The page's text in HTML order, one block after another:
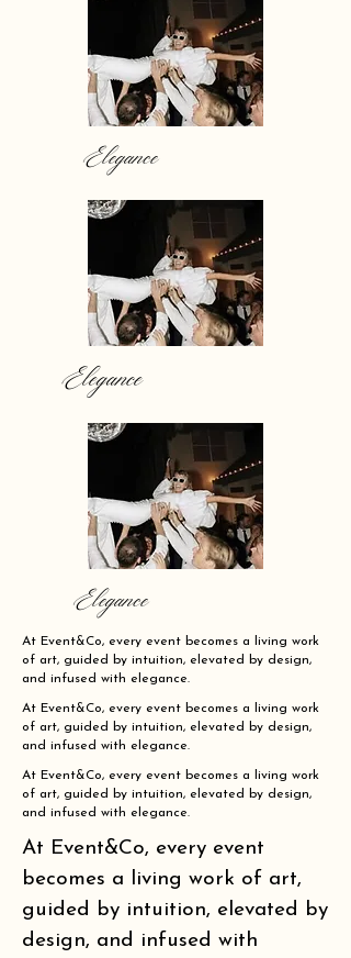
Elegance
Elegance
Elegance
At Event&Co, every event becomes a living work
of art, guided by intuition, elevated by design,
and infused with elegance.
At Event&Co, every event becomes a living work
of art, guided by intuition, elevated by design,
and infused with elegance.
At Event&Co, every event becomes a living work
of art, guided by intuition, elevated by design,
and infused with elegance.
At Event&Co, every event
becomes a living work of art,
guided by intuition, elevated by
design, and infused with